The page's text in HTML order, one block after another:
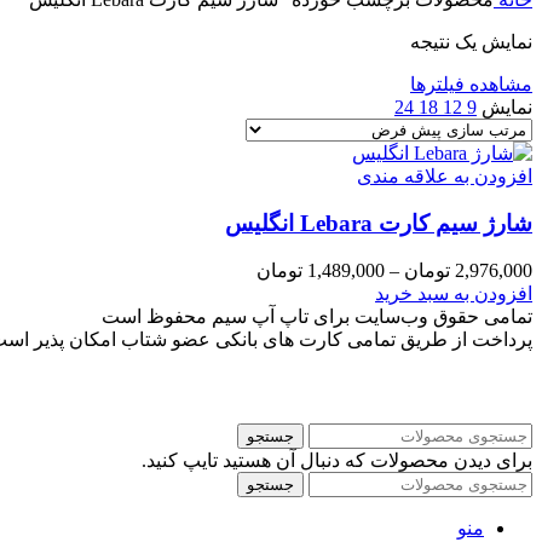
نمایش یک نتیجه
مشاهده فیلترها
نمایش 9
12
18
24
افزودن به علاقه مندی
شارژ سیم کارت Lebara انگلیس
2,976,000 تومان –
1,489,000 تومان
1,489,000 تومان
through
افزودن به سبد خرید
محصول
دارای
باشد.
گزینه
ها
ممکن
تمامی حقوق وب‌سایت برای تاپ آپ سیم محفوظ است
پرداخت از طریق تمامی کارت های بانکی عضو شتاب امکان پذیر
جستجو
برای دیدن محصولات که دنبال آن هستید تایپ کنید.
جستجو
منو